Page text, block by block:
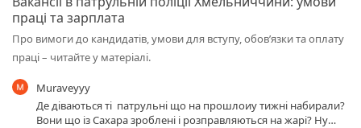
праці та зарплата
Про вимоги до кандидатів, умови для вступу, обов’язки та оплату
праці – читайте у матеріалі.
Muraveyyy
Де діваються ті патрульні що на прошлоиу тижні набирали?
Вони що із Сахара зроблені і розправляються на жарі? Ну